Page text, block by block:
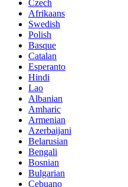
Czech
Afrikaans
Swedish
Polish
Basque
Catalan
Esperanto
Hindi
Lao
Albanian
Amharic
Armenian
Azerbaijani
Belarusian
Bengali
Bosnian
Bulgarian
Cebuano